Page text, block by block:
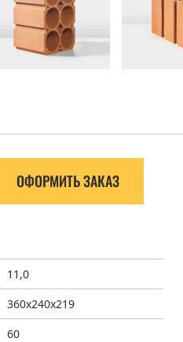
ОФОРМИТЬ ЗАКАЗ
11,0
360x240x219
60